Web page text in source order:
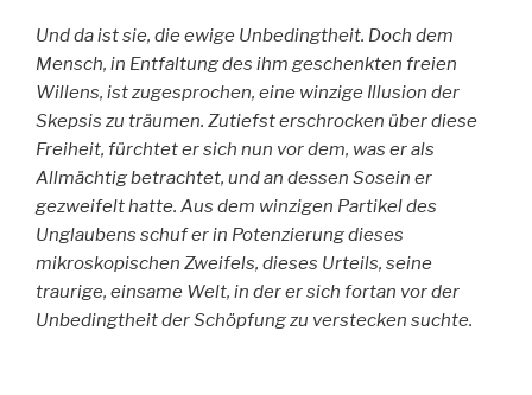
Und da ist sie, die ewige Unbedingtheit. Doch dem
Mensch, in Entfaltung des ihm geschenkten freien
Willens, ist zugesprochen, eine winzige Illusion der
Skepsis zu träumen. Zutiefst erschrocken über diese
Freiheit, fürchtet er sich nun vor dem, was er als
Allmächtig betrachtet, und an dessen Sosein er
gezweifelt hatte. Aus dem winzigen Partikel des
Unglaubens schuf er in Potenzierung dieses
mikroskopischen Zweifels, dieses Urteils, seine
traurige, einsame Welt, in der er sich fortan vor der
Unbedingtheit der Schöpfung zu verstecken suchte.